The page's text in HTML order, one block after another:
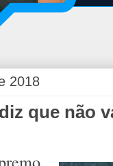
2018
que não